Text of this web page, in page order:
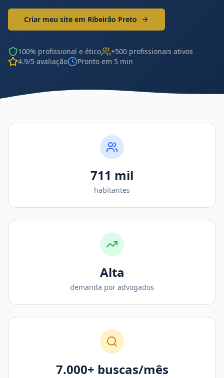
Criar meu site em Ribeirão Preto
100% profissional e ético
+500 profissionais ativos
4.9/5 avaliação
Pronto em 5 min
711 mil
habitantes
Alta
demanda por advogados
7.000+ buscas/mês